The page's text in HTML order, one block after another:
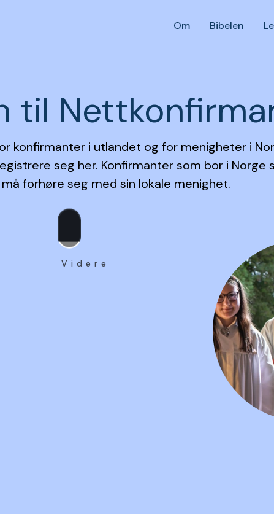
Om Bibelen
til
konfirmanter i utlandet og for menigheter i
seg her. Konfirmanter som bor i Norge
forhøre seg med sin lokale menighet.
Videre